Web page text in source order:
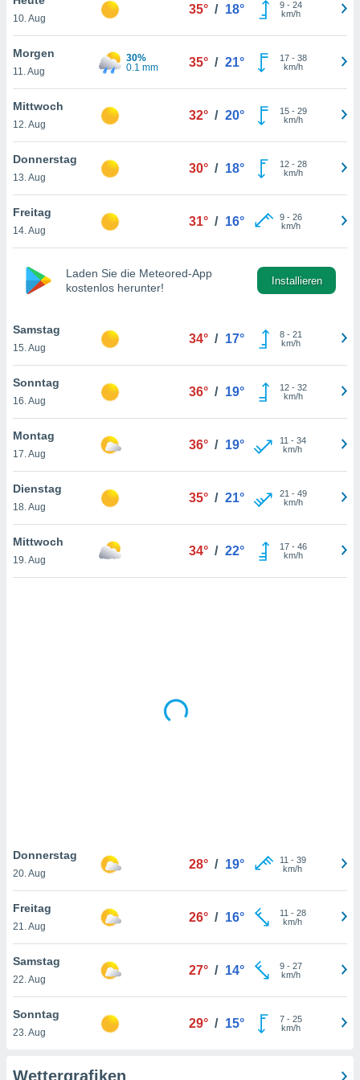
oder
Partner
es uns
das
der
Profil zu
Ihnen
finden
. Sie
jederzeit
Sie
der
weiterhin
nicht
von
und
auf
klicken.
10. Aug
35° / 18° 9- 24
km/h
Morgen
11. Aug
30%
0.1 mm
35° / 21° 17- 38
km/h
Mittwoch
12. Aug
32° / 20° 15- 29
km/h
Donnerstag
13. Aug
30° / 18° 12- 28
km/h
Freitag
14. Aug
31° / 16° 9- 26
km/h
Laden Sie die Meteored-App
kostenlos herunter!
Installieren
Samstag
15. Aug
34° / 17° 8- 21
km/h
Sonntag
16. Aug
36° / 19° 12- 32
km/h
Montag
17. Aug
36° / 19° 11 - 34
km/h
Dienstag
18. Aug
35° / 21° 21 - 49
km/h
Mittwoch
19. Aug
34° / 22° 17- 46
km/h
Donnerstag
20. Aug
28° / 19° 11 - 39
km/h
Freitag
21. Aug
26° / 16° 11 - 28
km/h
Samstag
22. Aug
27° / 14° 9- 27
km/h
Sonntag
23. Aug
29° / 15° 7- 25
km/h
Wettergrafiken